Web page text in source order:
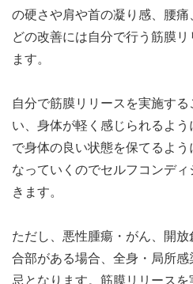
の硬さや肩や首の凝り感、腰
どの改善には自分で行う筋膜
ます。
自分で筋膜リリースを実施す
い、身体が軽く感じられるよ
で身体の良い状態を保てるよう
なっていくのでセルフコンデ
きます。
ただし、悪性腫瘍・がん、開
合部がある場合、全身・局所
忌となります。筋膜リリース